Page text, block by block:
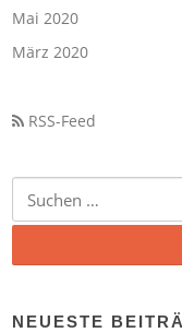
Mai 2020
März 2020
RSS-Feed
nach:
NEUESTE